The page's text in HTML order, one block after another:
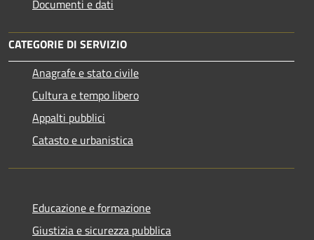
Documenti e dati
CATEGORIE DI SERVIZIO
Anagrafe e stato civile
Cultura e tempo libero
Appalti pubblici
Catasto e urbanistica
Educazione e formazione
Giustizia e sicurezza pubblica